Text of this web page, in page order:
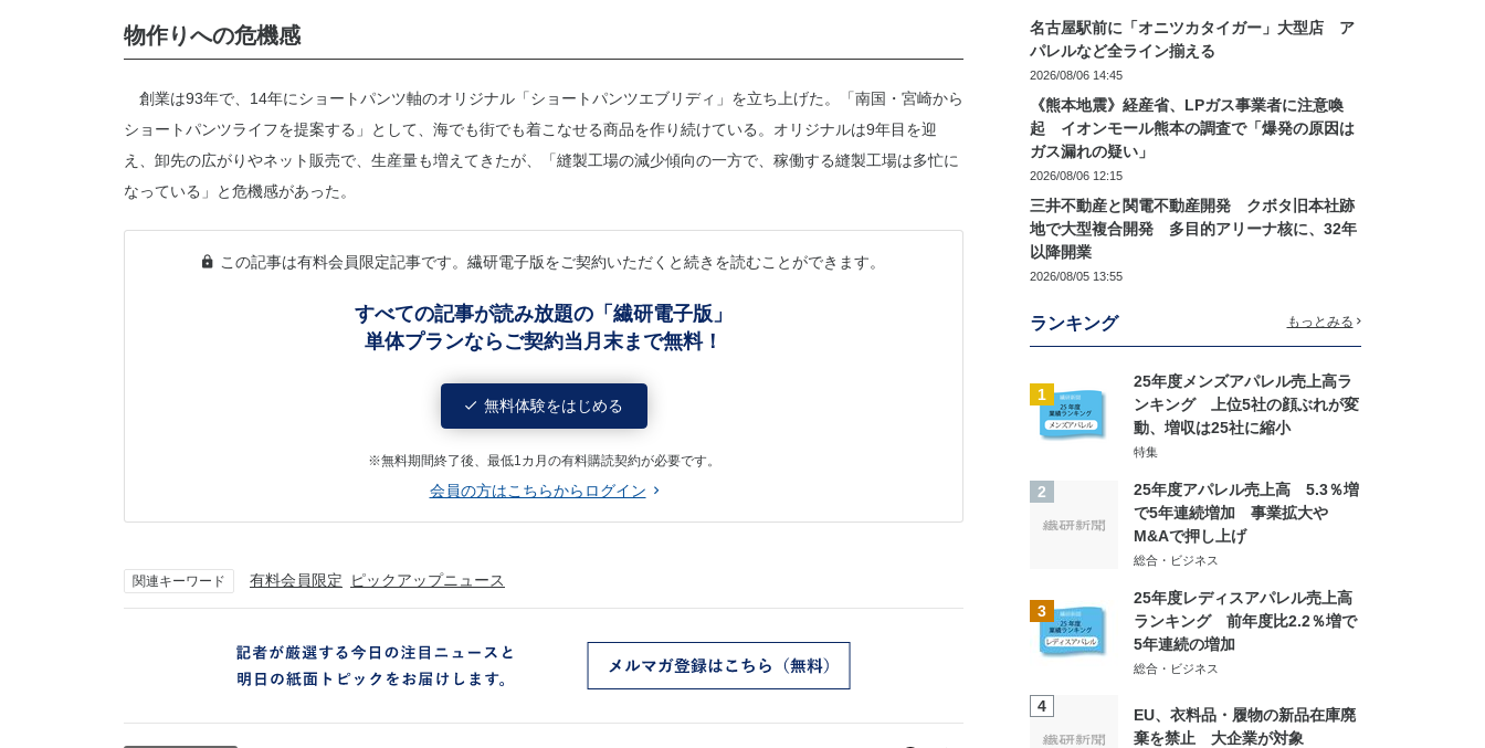
物作りへの危機感
創業は93年で、14年にショートパンツ軸のオリジナル「ショートパンツエブリディ」を立ち上げた。「南国・宮崎から
ショートパンツライフを提案する」として、海でも街でも着こなせる商品を作り続けている。オリジナルは9年目を迎
え、卸先の広がりやネット販売で、生産量も増えてきたが、「縫製工場の減少傾向の一方で、稼働する縫製工場は多忙に
なっている」と危機感があった。
この記事は有料会員限定記事です。繊研電子版をご契約いただくと続きを読むことができます。
すべての記事が読み放題の「繊研電子版」
単体プランならご契約当月末まで無料！
無料体験をはじめる
※無料期間終了後、最低1カ月の有料購読契約が必要です。
会員の方はこちらからログイン
関連キーワード 有料会員限定 ピックアップニュース
名古屋駅前に「オニツカタイガー」大型店 ア
パレルなど全ライン揃える
2026/08/06 14:45
《熊本地震》経産省、LPガス事業者に注意喚
起 イオンモール熊本の調査で「爆発の原因は
ガス漏れの疑い」
2026/08/06 12:15
三井不動産と関電不動産開発 クボタ旧本社跡
地で大型複合開発 多目的アリーナ核に、32年
以降開業
2026/08/05 13:55
ランキング もっとみる
1
25年度メンズアパレル売上高ラ
ンキング 上位5社の顔ぶれが変
動、増収は25社に縮小
特集
2
25年度アパレル売上高 5.3％増
で5年連続増加 事業拡大や
M&Aで押し上げ
総合・ビジネス
3
25年度レディスアパレル売上高
ランキング 前年度比2.2％増で
5年連続の増加
総合・ビジネス
4
EU、衣料品・履物の新品在庫廃
棄を禁止 大企業が対象